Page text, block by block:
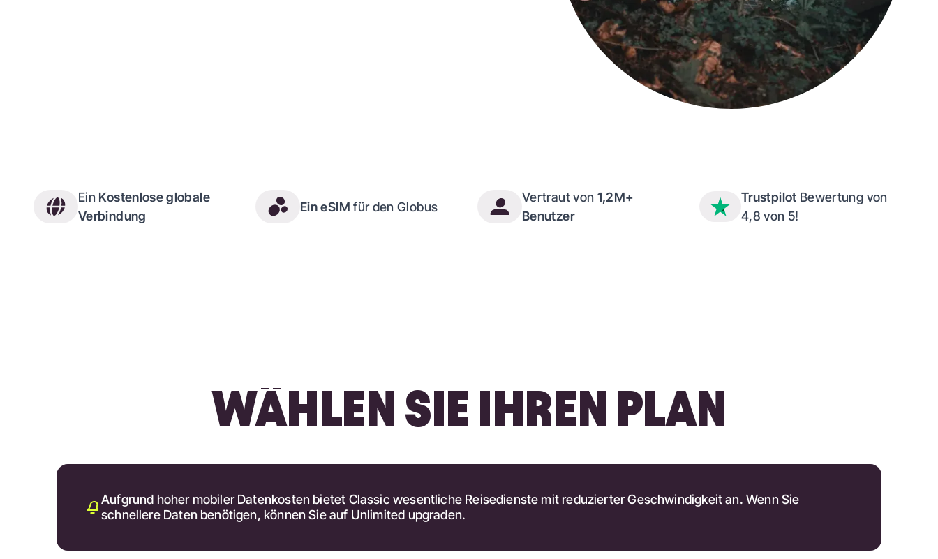
Ein Kostenlose globale
Verbindung
Ein eSIMfür den Globus
Vertraut von 1,2M+
Benutzer
Trustpilot Bewertung von
4,8 von 5!
WÄHLEN SIE IHREN PLAN
Aufgrund hoher mobiler Datenkosten bietet Classic wesentliche Reisedienste mit reduzierter Geschwindigkeit an. Wenn Sie
schnellere Daten benötigen, können Sie auf Unlimited upgraden.